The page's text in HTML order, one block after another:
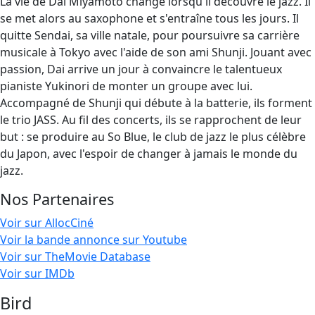
se met alors au saxophone et s'entraîne tous les jours. Il
quitte Sendai, sa ville natale, pour poursuivre sa carrière
musicale à Tokyo avec l'aide de son ami Shunji. Jouant avec
passion, Dai arrive un jour à convaincre le talentueux
pianiste Yukinori de monter un groupe avec lui.
Accompagné de Shunji qui débute à la batterie, ils forment
le trio JASS. Au fil des concerts, ils se rapprochent de leur
but : se produire au So Blue, le club de jazz le plus célèbre
du Japon, avec l'espoir de changer à jamais le monde du
jazz.
Nos Partenaires
Voir sur AllocCiné
Voir la bande annonce sur Youtube
Voir sur TheMovie Database
Voir sur IMDb
Bird